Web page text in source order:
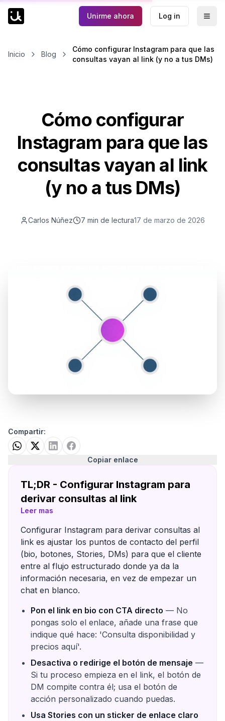
Unirme ahora Log in
Inicio Blog
Cómo configurar Instagram para que las
consultas vayan al link (y no a tus DMs)
Cómo configurar
Instagram para que las
consultas vayan al link
(y no a tus DMs)
Carlos Núñez 7 min de lectura17 de marzo de 2026
Compartir:
Copiar enlace
TL;DR - Configurar Instagram para
derivar consultas al link
Leer mas
Configurar Instagram para derivar consultas al
link es ajustar los puntos de contacto del perfil
(bio, botones, Stories, DMs) para que el cliente
entre al flujo estructurado donde ya da la
información necesaria, en vez de empezar un
chat en blanco.
Pon el link en bio con CTA directo — No
pongas solo el enlace, añade una frase que
indique qué hace: 'Consulta disponibilidad y
precios aquí'.
Desactiva o redirige el botón de mensaje —
Si tu proceso empieza en el link, el botón de
DM compite contra él; usa el botón de
acción personalizado cuando puedas.
Usa Stories con un sticker de enlace claro